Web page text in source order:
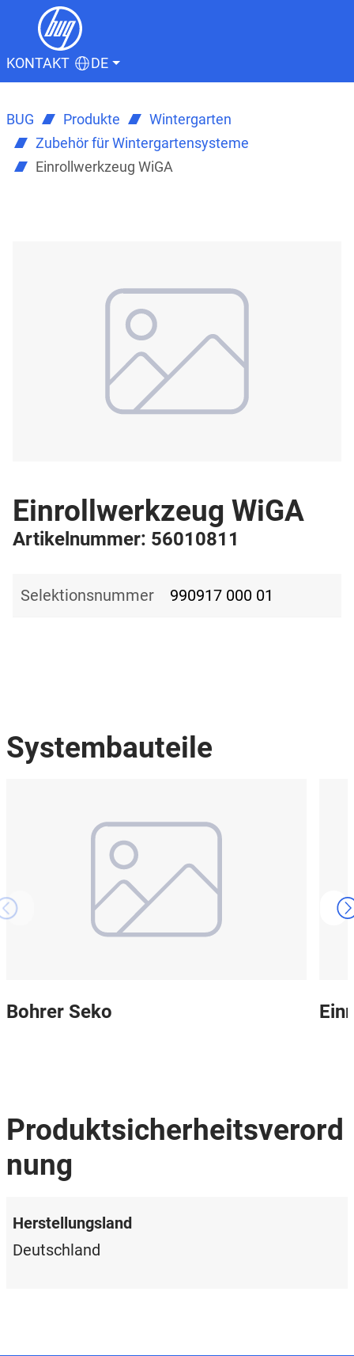
KONTAKT DE
BUG Produkte
Wintergarten
Zubehör für Wintergartensysteme
Einrollwerkzeug WiGA
Einrollwerkzeug WiGA
Artikelnummer: 56010811
Selektionsnummer 990917 000 01
Systembauteile
Bohrer Seko
Produktsicherheitsverord
nung
Herstellungsland
Deutschland